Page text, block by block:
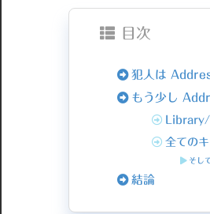
目次
犯人は
もう少し
全ての
そし
結論